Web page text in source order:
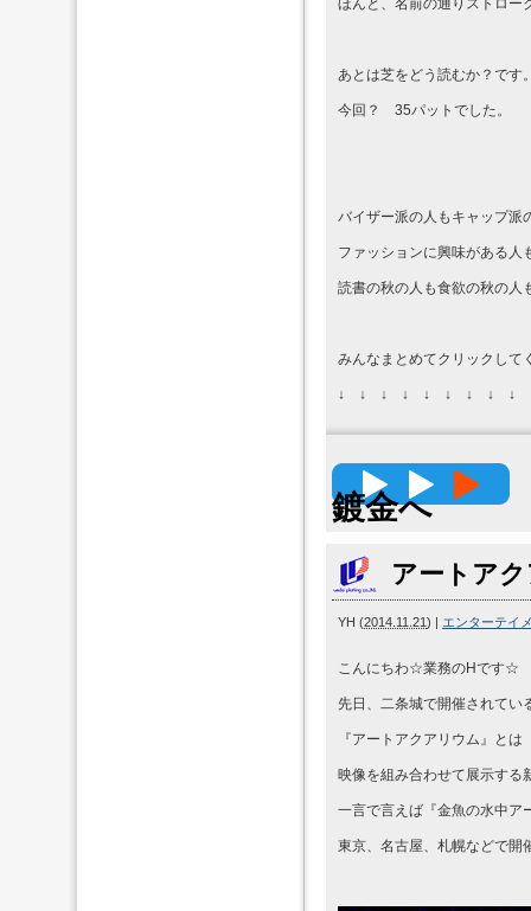
ほんと、名前の通りストロー
あとは芝をどう読むか？です
今回？ 35パットでした。
バイザー派の人もキャップ派
ファッションに興味がある人
読書の秋の人も食欲の秋の人
みんなまとめてクリックして
↓ ↓ ↓ ↓ ↓ ↓ ↓ ↓ ↓
高精度
鍍金へ
アートア
YH (2014.11.21) | エンターテイ
こんにちわ☆業務のHです☆
先日、二条城で開催されて
『アートアクアリウム』と
映像を組み合わせて展示す
一言で言えば『金魚の水中ア
東京、名古屋、札幌などで開